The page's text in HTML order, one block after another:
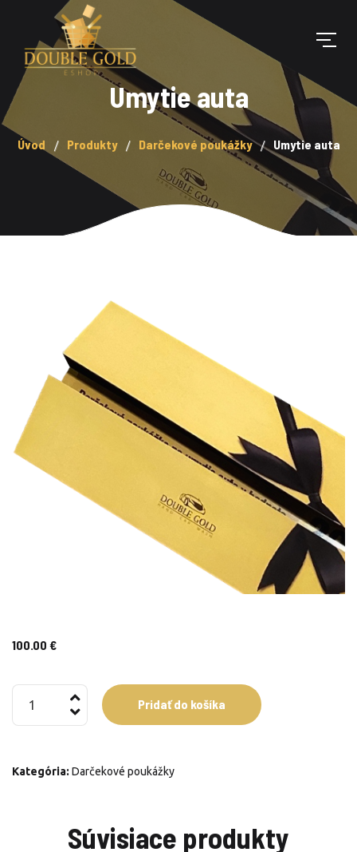
Umytie auta
Úvod Produkty Darčekové poukážky Umytie auta
100.00 €
Pridať do košíka
Kategória: Darčekové poukážky
Súvisiace produkty